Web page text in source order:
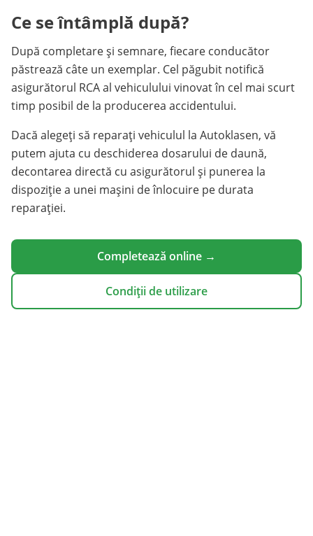
Ce se întâmplă după?
După completare și semnare, fiecare conducător
păstrează câte un exemplar. Cel păgubit notifică
asigurătorul RCA al vehiculului vinovat în cel mai scurt
timp posibil de la producerea accidentului.
Dacă alegeți să reparați vehiculul la Autoklasen, vă
putem ajuta cu deschiderea dosarului de daună,
decontarea directă cu asigurătorul și punerea la
dispoziție a unei mașini de înlocuire pe durata
reparației.
Completează online →
Condiții de utilizare